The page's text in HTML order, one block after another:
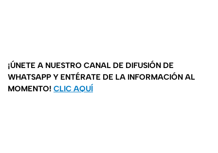
¡ÚNETE A NUESTRO CANAL DE DIFUSIÓN DE
WHATSAPP Y ENTÉRATE DE LA INFORMACIÓN AL
MOMENTO! CLIC AQUÍ